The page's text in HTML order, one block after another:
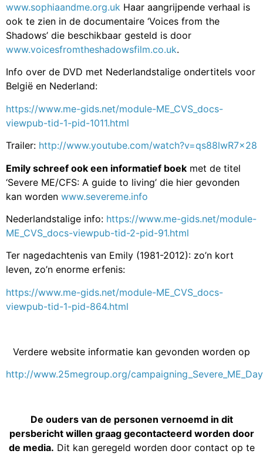
www.sophiaandme.org.uk Haar aangrijpende verhaal is
ook te zien in de documentaire ‘Voices from the
Shadows’ die beschikbaar gesteld is door
www.voicesfromtheshadowsfilm.co.uk.
Info over de DVD met Nederlandstalige ondertitels voor
België en Nederland:
https://www.me-gids.net/module-ME_CVS_docs-
viewpub-tid-1-pid-1011.html
Trailer: http://www.youtube.com/watch?v=qs88lwR7x28
Emily schreef ook een informatief boek met de titel
‘Severe ME/CFS: A guide to living’ die hier gevonden
kan worden www.severeme.info
Nederlandstalige info: https://www.me-gids.net/module-
ME_CVS_docs-viewpub-tid-2-pid-91.html
Ter nagedachtenis van Emily (1981-2012): zo’n kort
leven, zo’n enorme erfenis:
https://www.me-gids.net/module-ME_CVS_docs-
viewpub-tid-1-pid-864.html
Verdere website informatie kan gevonden worden op
http://www.25megroup.org/
De ouders van de personen vernoemd in dit
persbericht willen graag gecontacteerd worden door
de media. Dit kan geregeld worden door contact op te